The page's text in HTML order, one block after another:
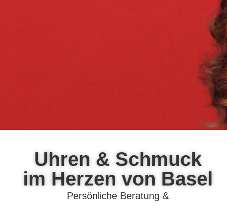
Uhren & Schmuck
im Herzen von Basel
Persönliche Beratung &